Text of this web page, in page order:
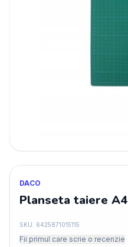
DACO
Planseta taiere A4
SKU: 6425871015115
Fii primul care scrie o recenzie